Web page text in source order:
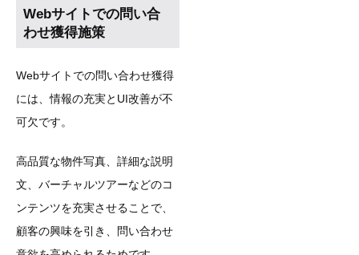
Webサイトでの問い合
わせ獲得施策
Webサイトでの問い合わせ獲得
には、情報の充実とUI改善が不
可欠です。
高品質な物件写真、詳細な説明
文、バーチャルツアーなどのコ
ンテンツを充実させることで、
顧客の興味を引き、問い合わせ